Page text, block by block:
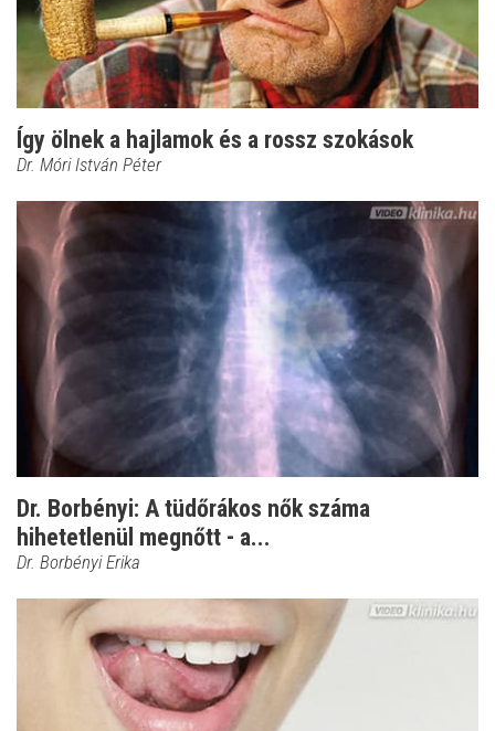
Így ölnek a hajlamok és a rossz szokások
Dr. Móri István Péter
Dr. Borbényi: A tüdőrákos nők száma
hihetetlenül megnőtt - a...
Dr. Borbényi Erika